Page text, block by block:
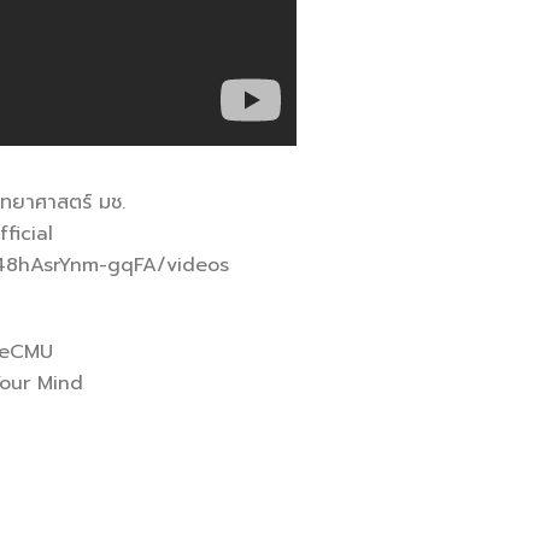
ยาศาสตร์ มช.
gqFA/videos
Mind